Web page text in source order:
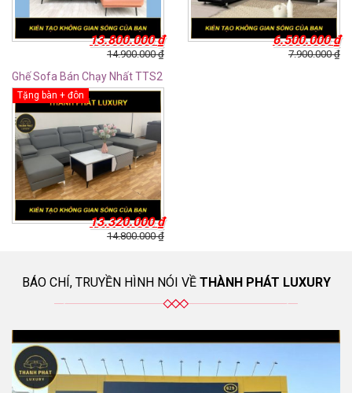
14.900.000₫
13.800.000₫
7.900.000₫
6.500.000₫
Ghế Sofa Bán Chạy Nhất TTS2
Tặng bàn + đôn
14.800.000₫
13.320.000₫
BÁO CHÍ, TRUYỀN HÌNH NÓI VỀ THÀNH PHÁT LUXURY